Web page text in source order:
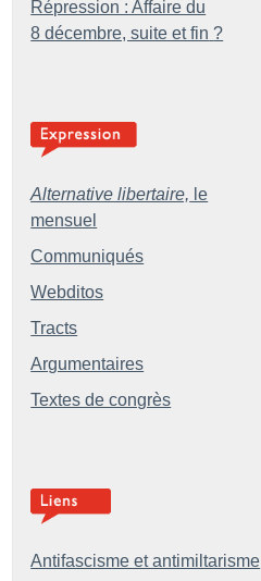
Répression : Affaire du
8 décembre, suite et fin ?
Alternative libertaire, le
mensuel
Communiqués
Webditos
Tracts
Argumentaires
Textes de congrès
Antifascisme et antimiltarisme